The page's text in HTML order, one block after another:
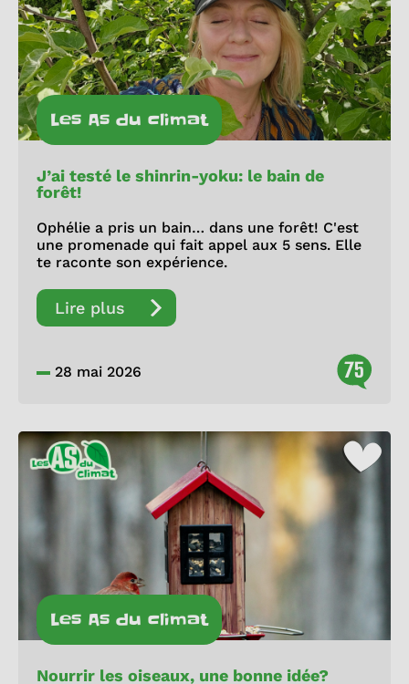
Les As du climat
J’ai testé le shinrin-yoku: le bain de
forêt!
Ophélie a pris un bain… dans une forêt! C'est
une promenade qui fait appel aux 5 sens. Elle
te raconte son expérience.
Lire plus
28 mai 2026 75
Les As du climat
Nourrir les oiseaux, une bonne idée?